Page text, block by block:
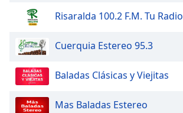
Risaralda 100.2 F.M. Tu Radio
Cuerquia Estereo 95.3
Baladas Clásicas y Viejitas
Mas Baladas Estereo